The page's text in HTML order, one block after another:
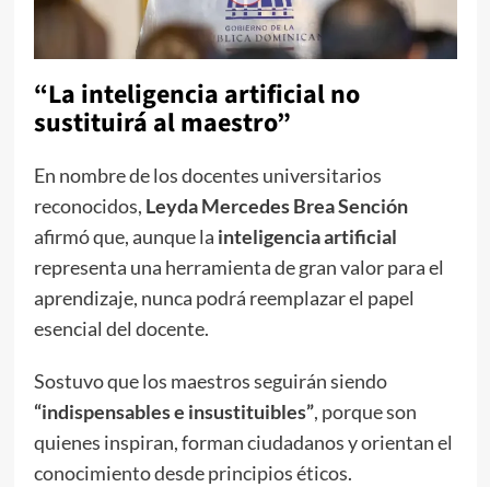
“La inteligencia artificial no
sustituirá al maestro”
En nombre de los docentes universitarios
reconocidos, Leyda Mercedes Brea Sención
afirmó que, aunque la inteligencia artificial
representa una herramienta de gran valor para el
aprendizaje, nunca podrá reemplazar el papel
esencial del docente.
Sostuvo que los maestros seguirán siendo
“indispensables e insustituibles”, porque son
quienes inspiran, forman ciudadanos y orientan el
conocimiento desde principios éticos.